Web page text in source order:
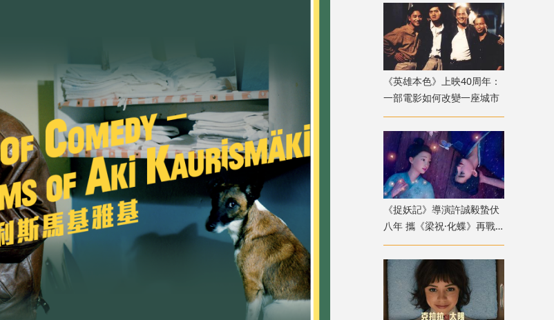
《英雄本色》上映40周年：
一部電影如何改變一座城市
《捉妖記》導演許誠毅蟄伏
八年 攜《梁祝·化蝶》再戰
動畫